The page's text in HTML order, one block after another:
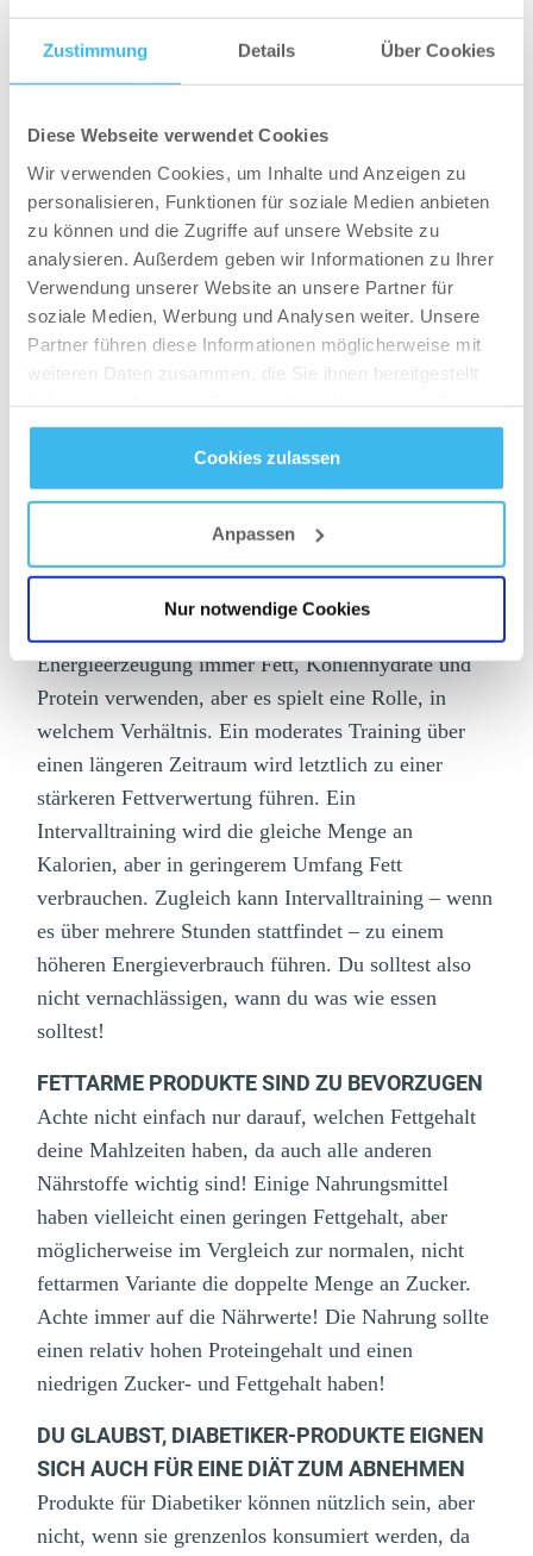
Zustimmung Details Über Cookies
Diese Webseite verwendet Cookies
Wir verwenden Cookies, um Inhalte und Anzeigen zu
personalisieren, Funktionen für soziale Medien anbieten
zu können und die Zugriffe auf unsere Website zu
analysieren. Außerdem geben wir Informationen zu Ihrer
Verwendung unserer Website an unsere Partner für
soziale Medien, Werbung und Analysen weiter. Unsere
Partner führen diese Informationen möglicherweise mit
weiteren Daten zusammen, die Sie ihnen bereitgestellt
gesammelt haben.
Datenschutz- undCookie-Richtlinien
Cookies zulassen
Anpassen
Nur notwendige Cookies
UNREALISTISCHE ERWARTUNGEN
Deine Ziele sollten realistisch und auf einen kurzen
Zeitraum bezogen sein. Es ist nicht verboten, einen
solltest immer im Hinterkopf behalten, was du
innerhalb eines überschaubaren Zeitraums erreichen
kannst. Wenn du davon träumst, auf der Bühne zu
stehen und an einem Wettkampf teilzunehmen,
solltest du dich nicht darauf konzentrieren, dass dies
in drei Monaten der Fall sein wird, sondern dass du
Unrealistische Erwartungen führen schnell zu
WENN DU DENKST, DASS DIR NUR
HOCHINTENSIVES TRAINING BEI DER
FETTVERBRENNUNG HILFT
Energieerzeugung immer Fett, Kohlenhydrate und
Protein verwenden, aber es spielt eine Rolle, in
welchem Verhältnis. Ein moderates Training über
einen längeren Zeitraum wird letztlich zu einer
stärkeren Fettverwertung führen. Ein
Intervalltraining wird die gleiche Menge an
Kalorien, aber in geringerem Umfang Fett
verbrauchen. Zugleich kann Intervalltraining – wenn
es über mehrere Stunden stattfindet – zu einem
höheren Energieverbrauch führen. Du solltest also
nicht vernachlässigen, wann du was wie essen
solltest!
FETTARME PRODUKTE SIND ZU BEVORZUGEN
Achte nicht einfach nur darauf, welchen Fettgehalt
deine Mahlzeiten haben, da auch alle anderen
Nährstoffe wichtig sind! Einige Nahrungsmittel
haben vielleicht einen geringen Fettgehalt, aber
möglicherweise im Vergleich zur normalen, nicht
fettarmen Variante die doppelte Menge an Zucker.
Achte immer auf die Nährwerte! Die Nahrung sollte
einen relativ hohen Proteingehalt und einen
niedrigen Zucker- und Fettgehalt haben!
DU GLAUBST, DIABETIKER-PRODUKTE EIGNEN
SICH AUCH FÜR EINE DIÄT ZUM ABNEHMEN
Produkte für Diabetiker können nützlich sein, aber
nicht, wenn sie grenzenlos konsumiert werden, da